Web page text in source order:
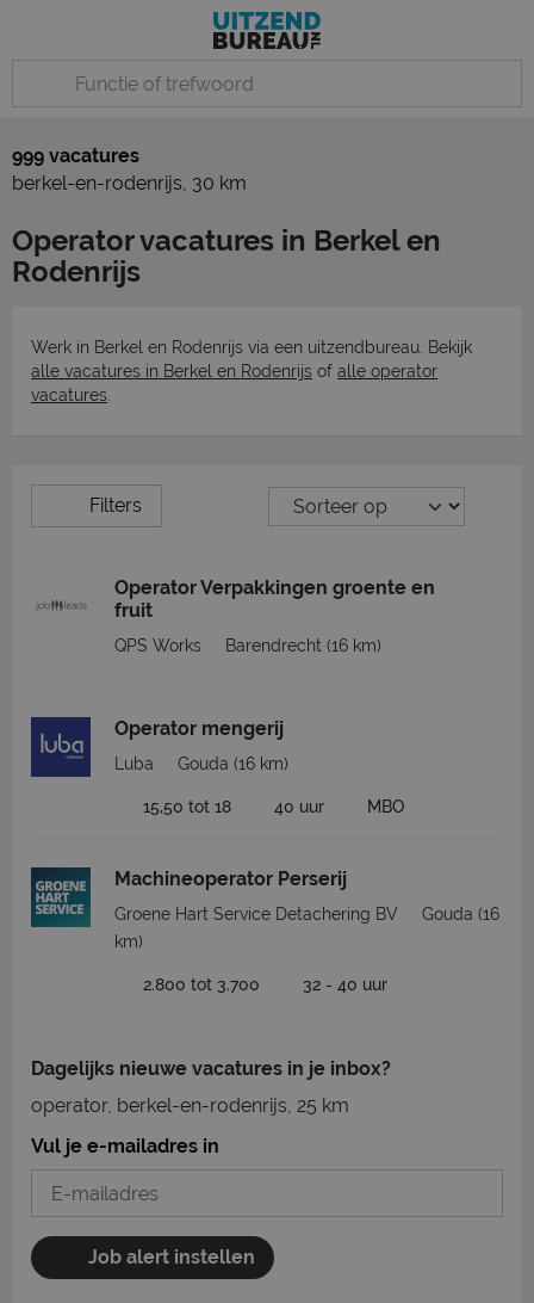
999 vacatures
berkel-en-rodenrijs, 30 km
Operator vacatures in Berkel en
Rodenrijs
Werk in Berkel en Rodenrijs via een uitzendbureau. Bekijk
alle vacatures in Berkel en Rodenrijs of alle operator
vacatures
Filters
Operator Verpakkingen groente en
fruit
QPS Works Barendrecht (16 km)
Operator mengerij
Luba Gouda (16 km)
15,50 tot 18 40 uur MBO
Machineoperator Perserij
Groene Hart Service Detachering BV Gouda (16
km)
2.800 tot 3.700 32 - 40 uur
Dagelijks nieuwe vacatures in je inbox?
operator, berkel-en-rodenrijs, 25 km
Vul je e-mailadres in
Job alert instellen